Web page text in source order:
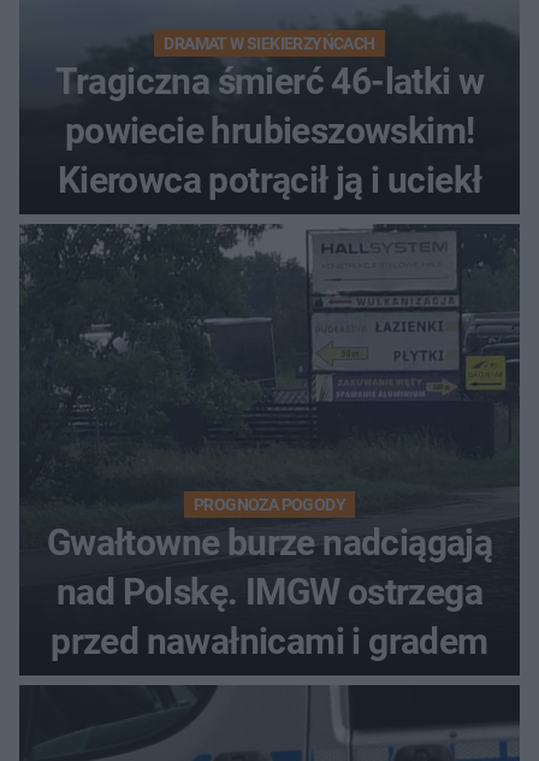
DRAMAT W SIEKIERZYŃCACH
Tragiczna śmierć 46-latki w
powiecie hrubieszowskim!
Kierowca potrącił ją i uciekł
PROGNOZA POGODY
Gwałtowne burze nadciągają
nad Polskę. IMGW ostrzega
przed nawałnicami i gradem